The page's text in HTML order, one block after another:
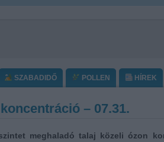
SZABADIDŐ POLLEN HÍREK
– 07.31.
meghaladó talaj közeli ózon